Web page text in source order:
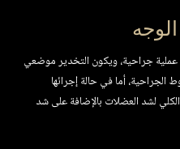
جراحية، ويكون التخدير موضعي
الجراحية، أما في حالة إجرائها
لشد العضلات بالإضافة على شد